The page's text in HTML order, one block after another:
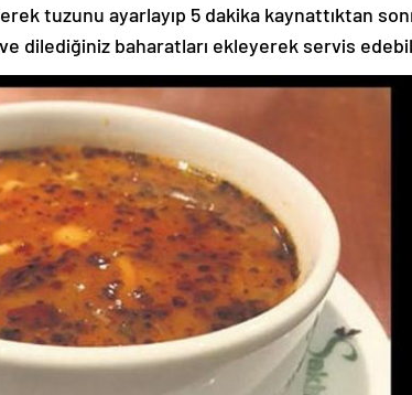
tuzunu ayarlayıp 5 dakika kaynattıktan
dilediğiniz baharatları ekleyerek servis